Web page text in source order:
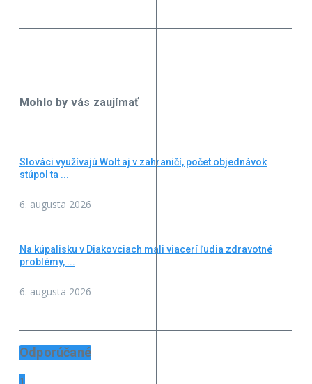
Mohlo by vás zaujímať
Slováci využívajú Wolt aj v zahraničí, počet objednávok
stúpol ta ...
6. augusta 2026
Na kúpalisku v Diakovciach mali viacerí ľudia zdravotné
problémy, ...
6. augusta 2026
Odporúčané
1